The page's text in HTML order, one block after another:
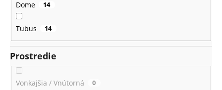
Dome 14
Tubus 14
Prostredie
Vonkajšia / Vnútorná 0